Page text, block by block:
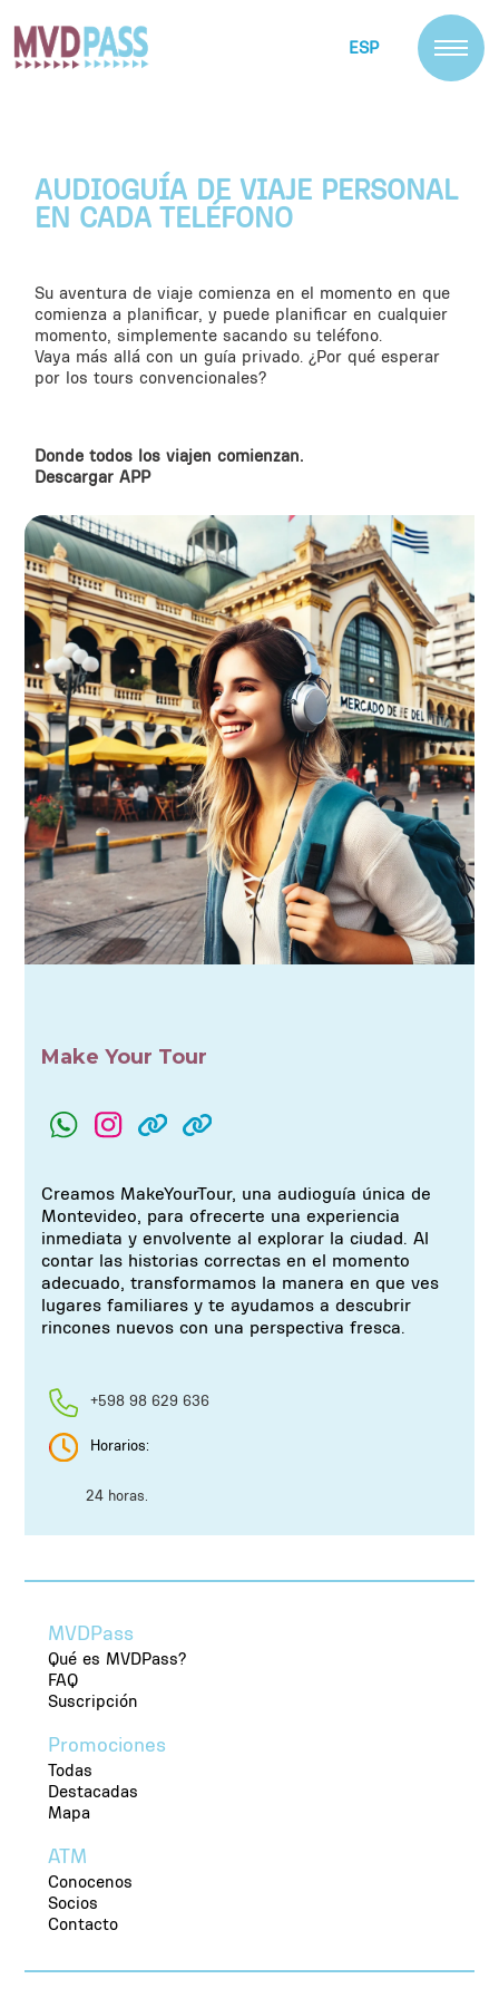
ESP
Make Your Tour
Creamos MakeYourTour, una audioguía única de
Montevideo, para ofrecerte una experiencia
inmediata y envolvente al explorar la ciudad. Al
contar las historias correctas en el momento
adecuado, transformamos la manera en que ves
lugares familiares y te ayudamos a descubrir
rincones nuevos con una perspectiva fresca.
+598 98 629 636
Horarios:
24 horas.
AUDIOGUÍA DE VIAJE PERSONAL
EN CADA TELÉFONO
Su aventura de viaje comienza en el momento en que
comienza a planificar, y puede planificar en cualquier
momento, simplemente sacando su teléfono.
Vaya más allá con un guía privado. ¿Por qué esperar
por los tours convencionales?
Donde todos los viajen comienzan.
Descargar APP
MVDPass
Qué es MVDPass?
FAQ
Suscripción
Promociones
Todas
Destacadas
Mapa
ATM
Conocenos
Socios
Contacto